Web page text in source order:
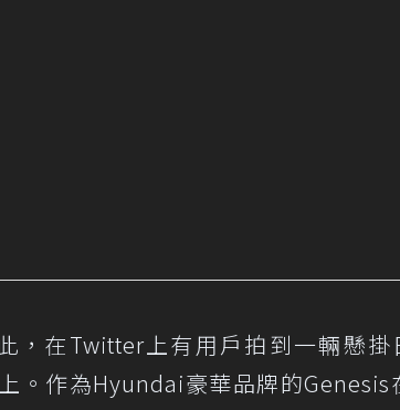
，在Twitter上有用戶拍到一輛懸掛
。作為Hyundai豪華品牌的Genesis